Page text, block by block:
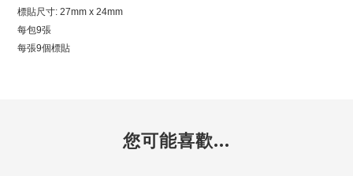
標貼尺寸: 27mm x 24mm
每包9張
每張9個標貼
您可能喜歡...